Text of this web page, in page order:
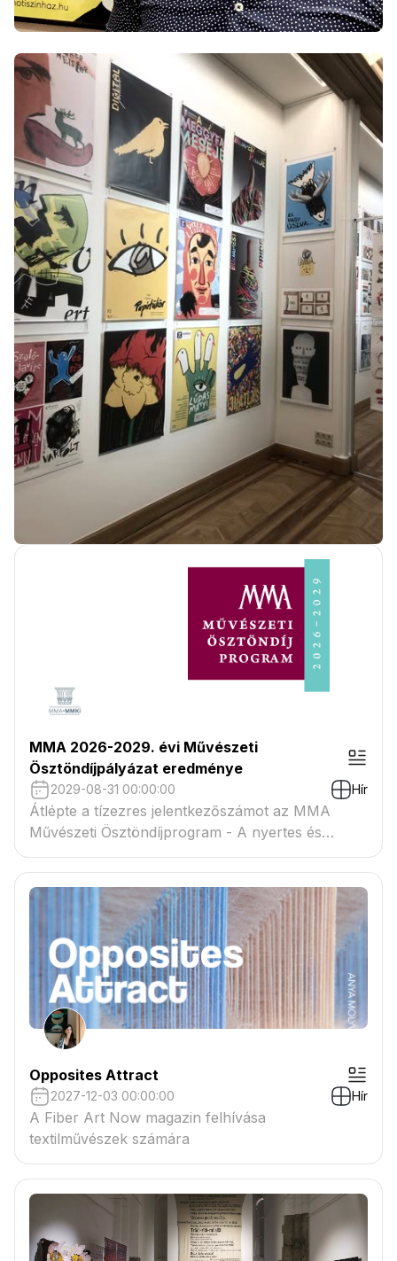
MMA 2026-2029. évi Művészeti
Ösztöndíjpályázat eredménye
2029-08-31 00:00:00 Hír
Átlépte a tízezres jelentkezőszámot az MMA
Művészeti Ösztöndíjprogram - A nyertes és
tartaléklistás pályázók névsora megtekinthető a
csatolmányban
Opposites Attract
2027-12-03 00:00:00 Hír
A Fiber Art Now magazin felhívása
textilművészek számára